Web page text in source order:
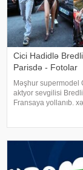
Cici Hadidlə
Parisdə - Fotolar
Məşhur supermodel
aktyor sevgilisi
Fransaya yollanıb.
Malikdən